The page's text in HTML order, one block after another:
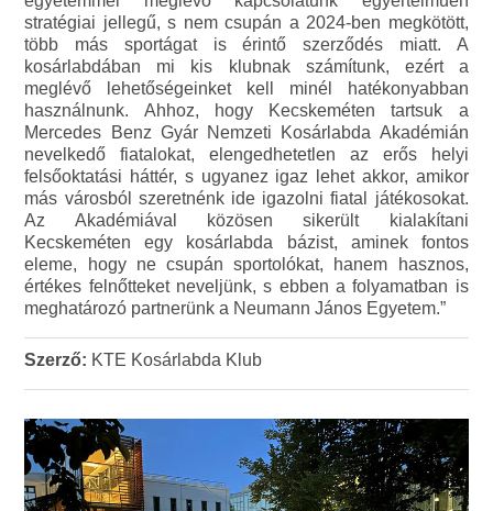
stratégiai jellegű, s nem csupán a 2024-ben megkötött,
több más sportágat is érintő szerződés miatt. A
kosárlabdában mi kis klubnak számítunk, ezért a
meglévő lehetőségeinket kell minél hatékonyabban
használnunk. Ahhoz, hogy Kecskeméten tartsuk a
Mercedes Benz Gyár Nemzeti Kosárlabda Akadémián
nevelkedő fiatalokat, elengedhetetlen az erős helyi
felsőoktatási háttér, s ugyanez igaz lehet akkor, amikor
más városból szeretnénk ide igazolni fiatal játékosokat.
Az Akadémiával közösen sikerült kialakítani
Kecskeméten egy kosárlabda bázist, aminek fontos
eleme, hogy ne csupán sportolókat, hanem hasznos,
értékes felnőtteket neveljünk, s ebben a folyamatban is
meghatározó partnerünk a Neumann János Egyetem.”
Szerző: KTE Kosárlabda Klub